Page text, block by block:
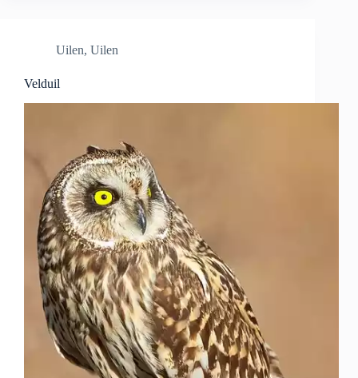
Uilen, Uilen
Velduil